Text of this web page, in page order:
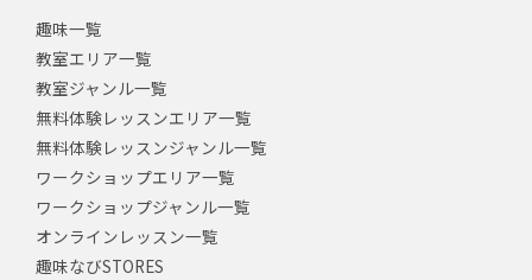
趣味一覧
教室エリア一覧
教室ジャンル一覧
無料体験レッスンエリア一覧
無料体験レッスンジャンル一覧
ワークショップエリア一覧
ワークショップジャンル一覧
オンラインレッスン一覧
趣味なびSTORES